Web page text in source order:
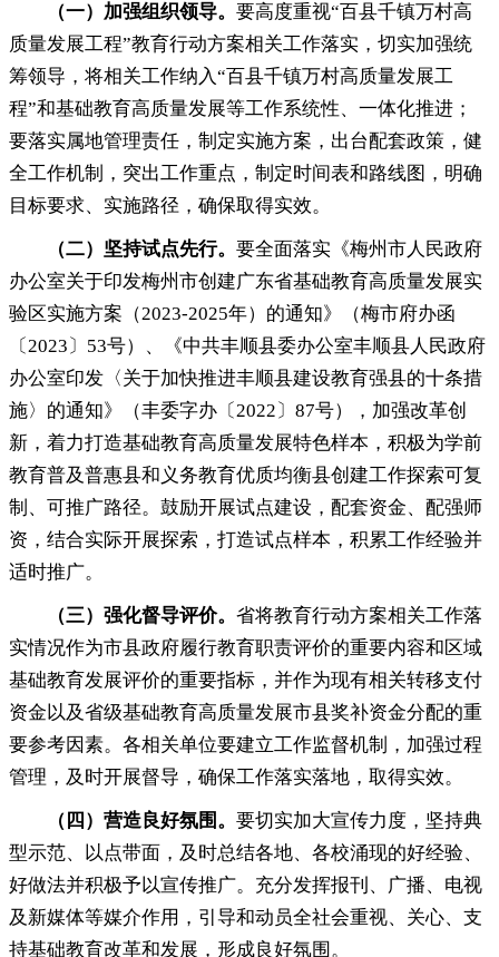
（一）加强组织领导。 要高度重视“百县千镇万村高
质量发展工程”教育行动方案相关工作落实 ， 切实加强统
筹领导，将相关工作纳入“百县千镇万村高质量发展工
程”和基础教育高质量发展等工作系统性、一体化推进 ；
要落实属地管理责任，制定实施方案 ， 出台配套政策，健
全工作机制 ， 突出工作重点，制定时间表和路线图 ， 明确
目标要求、实施路径，确保取得实效。
（二）坚持试点先行。 要全面落实《梅州市人民政府
办公室关于印发梅州市创建广东省基础教育高质量发展实
验区实施方案（2023-2025年）的通知》（梅市府办函
〔2023〕53号）、《中共丰顺县委办公室丰顺县人民政府
办公室印发〈关于加快推进丰顺县建设教育强县的十条措
施〉的通知》（丰委字办〔2022〕87号）
， 加强改革创
新，着力打造基础教育高质量发展特色样本 ， 积极为学前
教育普及普惠县和义务教育优质均衡县创建工作探索可复
制、可推广路径。鼓励开展试点建设 ， 配套资金、配强师
资，结合实际开展探索 ， 打造试点样本，积累工作经验并
适时推广。
（三）强化督导评价。 省将教育行动方案相关工作落
实情况作为市县政府履行教育职责评价的重要内容和区域
基础教育发展评价的重要指标 ， 并作为现有相关转移支付
资金以及省级基础教育高质量发展市县奖补资金分配的重
要参考因素。各相关单位要建立工作监督机制 ， 加强过程
管理，及时开展督导 ， 确保工作落实落地，取得实效。
（四）营造良好氛围 。 要切实加大宣传力度 ， 坚持典
型示范、以点带面，及时总结各地、各校涌现的好经验、
好做法并积极予以宣传推广。 充分发挥报刊、广播、电视
及新媒体等媒介作用，引导和动员全社会重视、关心、支
持基础教育改革和发展 ， 形成良好氛围。